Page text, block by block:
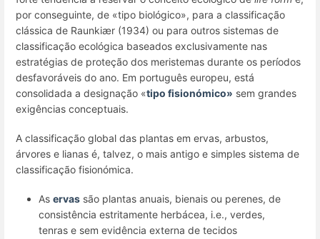
por conseguinte, de «tipo biológico», para a classificação
clássica de Raunkiær (1934) ou para outros sistemas de
classificação ecológica baseados exclusivamente nas
estratégias de proteção dos meristemas durante os períodos
desfavoráveis do ano. Em português europeu, está
consolidada a designação «tipo fisionómico» sem grandes
exigências conceptuais.
A classificação global das plantas em ervas, arbustos,
árvores e lianas é, talvez, o mais antigo e simples sistema de
classificação fisionómica.
As ervas são plantas anuais, bienais ou perenes, de
consistência estritamente herbácea, i.e., verdes,
tenras e sem evidência externa de tecidos